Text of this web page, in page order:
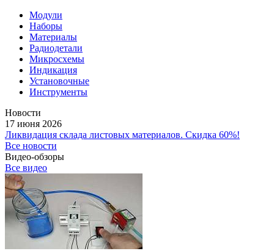
Модули
Наборы
Материалы
Радиодетали
Микросхемы
Индикация
Установочные
Инструменты
Новости
17 июня 2026
Ликвидация склада листовых материалов. Скидка 60%!
Все новости
Видео-обзоры
Все видео